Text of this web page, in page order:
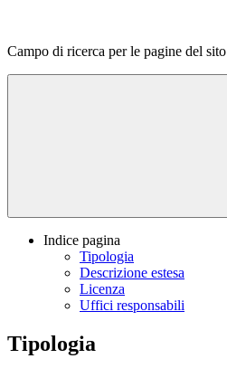
Campo di ricerca per le pagine del sito
Indice pagina
Tipologia
Descrizione estesa
Licenza
Uffici responsabili
Tipologia